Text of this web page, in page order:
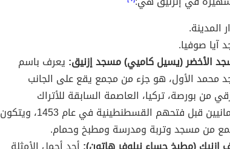
المدينة.
آيا صوفيا.
الأخضر (يسيل كاميي) مسجد إزنيق: يعرف باسم
محمد الأول، هو جزء من مجمع يقع على الجانب
من بورصة، تركيا، العاصمة السابقة للأتراك
العثمانيين قبل فتحهم القسطنطينية في عام 1453، ويتكون
من مسجد وتربة ومدرسة ومطبخ وحمام.